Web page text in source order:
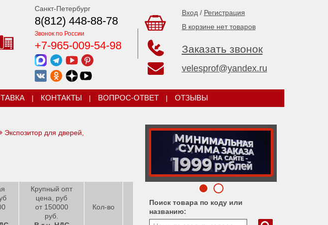
Санкт-Петербург
8(812) 448-88-78
Звонок по России
+7-965-009-54-98
Вход / Регистрация
В корзине нет товаров
Заказать звонок
velesprof@yandex.ru
| КОНТАКТЫ | ВОПРОС-ОТВЕТ | ОТЗЫВЫ
Поиск товара по коду или
названию:
Экспозитор для дверей,
Крупный опт
цена, руб
от 150000
руб.
Кол-во